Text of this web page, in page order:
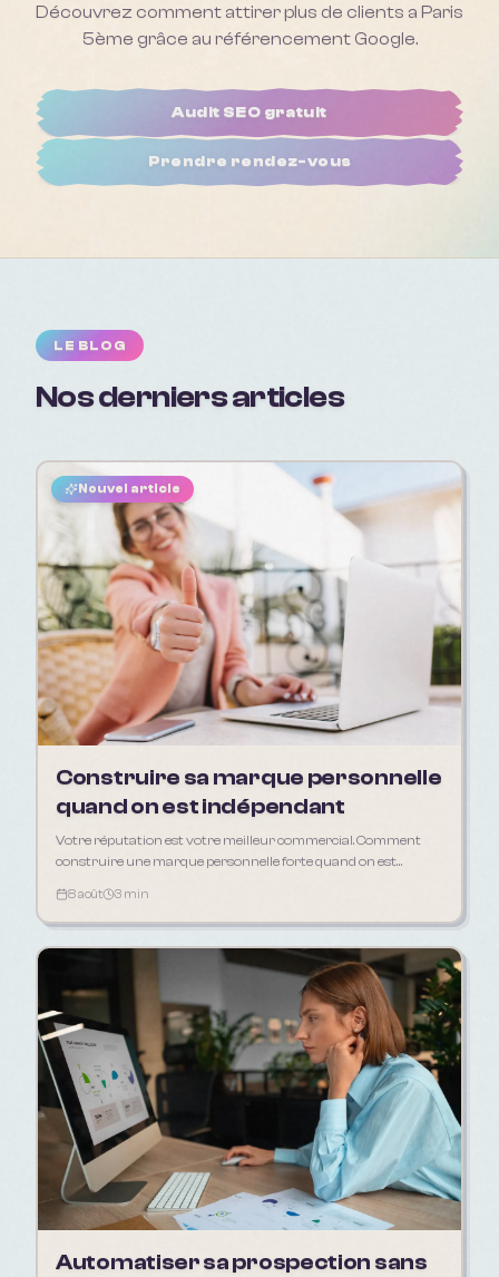
Découvrez comment attirer plus de clients a Paris
5ème grâce au référencement Google.
Audit SEO gratuit
Prendre rendez-vous
LE BLOG
Nos derniers articles
Nouvel article
Construire sa marque personnelle
quand on est indépendant
Votre réputation est votre meilleur commercial. Comment
construire une marque personnelle forte quand on est
8 août 3 min
Automatiser sa prospection sans